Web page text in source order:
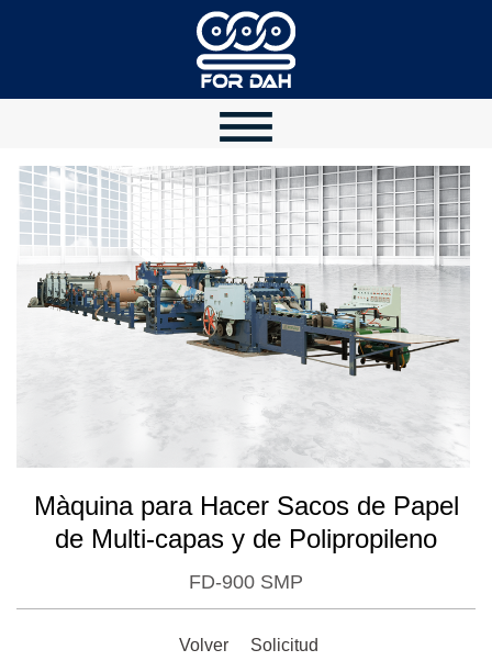
Màquina para Hacer Sacos de Papel
de Multi-capas y de Polipropileno
FD-900 SMP
Volver Solicitud